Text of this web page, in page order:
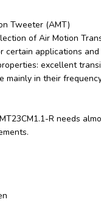
Tweeter (AMT)
of Air Motion
applications
excellent
mainly in their
R needs